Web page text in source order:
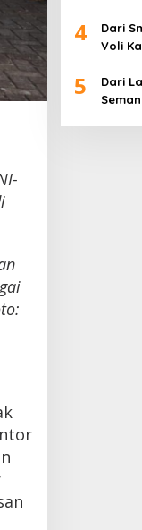
4
Dari
Voli
80
5
Dari